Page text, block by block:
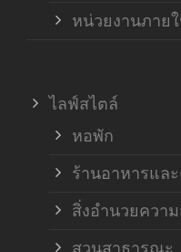
หน่วยงานภาย
ไลฟ์สไตล์
หอพัก
ร้านอาหารแล
สิ่งอำนวยควา